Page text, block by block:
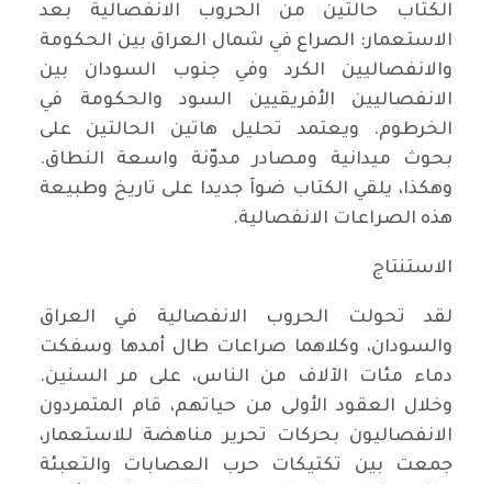
الكتاب حالتين من الحروب الانفصالية بعد
الاستعمار: الصراع في شمال العراق بين الحكومة
والانفصاليين الكرد وفي جنوب السودان بين
الانفصاليين الأفريقيين السود والحكومة في
الخرطوم. ويعتمد تحليل هاتين الحالتين على
بحوث ميدانية ومصادر مدوّنة واسعة النطاق.
وهكذا، يلقي الكتاب ضوآ جديدا على تاريخ وطبيعة
هذه الصراعات الانفصالية.
الاستنتاج
لقد تحولت الحروب الانفصالية في العراق
والسودان، وكلاهما صراعات طال أمدها وسفكت
دماء مئات الآلاف من الناس، على مر السنين.
وخلال العقود الأولى من حياتهم، قام المتمردون
الانفصاليون بحركات تحرير مناهضة للاستعمار،
جمعت بين تكتيكات حرب العصابات والتعبئة